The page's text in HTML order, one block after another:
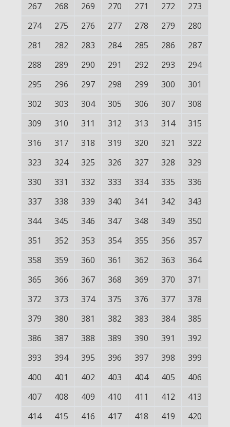
267
268 269 270 271 272
273
274
275 276 277 278 279
280
281
282 283 284 285 286
287
288
289 290 291 292 293
294
295
296 297 298 299 300
301
302
303 304 305 306 307
308
309
310 311 312 313 314
315
316
317 318 319 320 321
322
323
324 325 326 327 328
329
330
331 332 333 334 335
336
337
338 339 340 341 342
343
344
345 346 347 348 349
350
351
352 353 354 355 356
357
358
359 360 361 362 363
364
365
366 367 368 369 370
371
372
373 374 375 376 377
378
379
380 381 382 383 384
385
386
387 388 389 390 391
392
393
394 395 396 397 398
399
400
401 402 403 404 405
406
407
408 409 410 411 412
413
414
415 416 417 418 419 420